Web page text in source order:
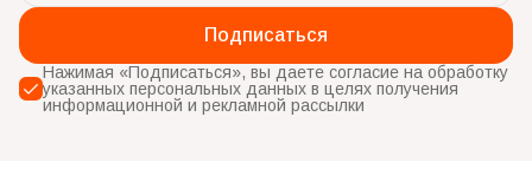
Подписаться
Нажимая «Подписаться», вы даете согласие на обработку
указанных персональных данных в целях получения
информационной и рекламной рассылки